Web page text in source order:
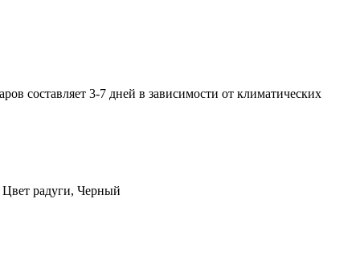
составляет 3-7 дней в зависимости от климатических
радуги, Черный